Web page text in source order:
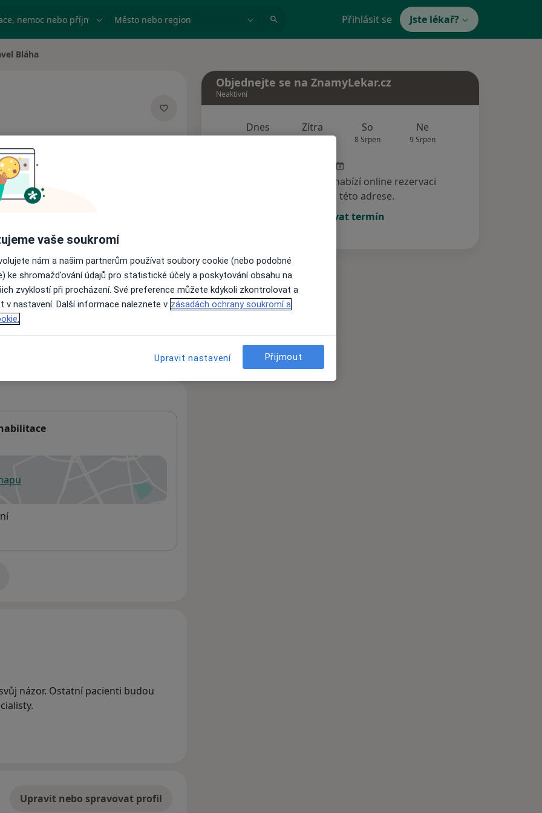
nemoc nebo příjmení Město nebo region Přihlásit se Jste lékař?
Bláha
Rezervovat termín
Názory pacientů
nejsou k dispozici
informace o svých službách.
v nové záložce
názor. Ostatní pacienti budou
Upravit nebo spravovat profil
Objednejte se na ZnamyLekar.cz
Neaktivní
Dnes Zítra So
8 Srpen
Ne
9 Srpen
Tento specialista nenabízí online rezervaci
termínu na této adrese.
Rezervovat termín
vaše soukromí
nám a našim partnerům používat soubory cookie (nebo podobné
ke shromažďování údajů pro statistické účely a poskytování obsahu na
zvyklostí při procházení. Své preference můžete kdykoli zkontrolovat a
v nastavení. Další informace naleznete v zásadách ochrany soukromí a
Upravit nastavení Přijmout